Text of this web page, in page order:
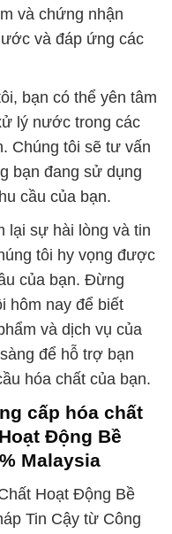
và chứng nhận
và đáp ứng các
bạn có thể yên tâm
lý nước trong các
Chúng tôi sẽ tư vấn
bạn đang sử dụng
cầu của bạn.
lại sự hài lòng và tin
tôi hy vọng được
của bạn. Đừng
hôm nay để biết
và dịch vụ của
để hỗ trợ bạn
hóa chất của bạn.
cấp hóa chất
Động Bề
Malaysia
Hoạt Động Bề
Tin Cậy từ Công